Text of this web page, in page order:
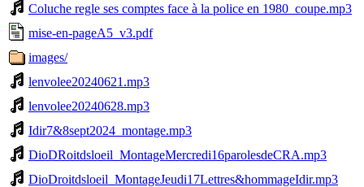
Coluche regle ses comptes face à la police en 1980_coupe.mp3
mise-en-pageA5_v3.pdf
images/
lenvolee20240621.mp3
lenvolee20240628.mp3
Idir7&8sept2024_montage.mp3
DioDRoitdsloeil_MontageMercredi16parolesdeCRA.mp3
DioDroitdsloeil_MontageJeudi17Lettres&hommageIdir.mp3